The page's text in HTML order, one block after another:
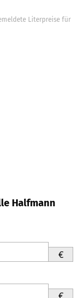
Literpreise für
Halfmann
€